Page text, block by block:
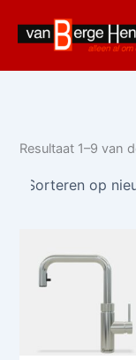
inhoud
Resultaat 1–9 van
was:
€